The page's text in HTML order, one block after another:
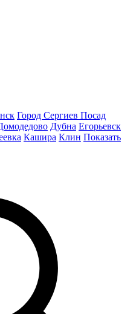
Город Сергиев Посад
Дубна Егорьевск
Кашира Клин Показать